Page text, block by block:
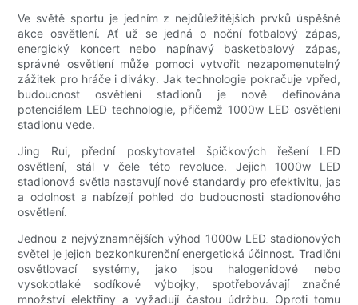
Ve světě sportu je jedním z nejdůležitějších prvků úspěšné
akce osvětlení. Ať už se jedná o noční fotbalový zápas,
energický koncert nebo napínavý basketbalový zápas,
správné osvětlení může pomoci vytvořit nezapomenutelný
zážitek pro hráče i diváky. Jak technologie pokračuje vpřed,
budoucnost osvětlení stadionů je nově definována
potenciálem LED technologie, přičemž 1000w LED osvětlení
stadionu vede.
Jing Rui, přední poskytovatel špičkových řešení LED
osvětlení, stál v čele této revoluce. Jejich 1000w LED
stadionová světla nastavují nové standardy pro efektivitu, jas
a odolnost a nabízejí pohled do budoucnosti stadionového
osvětlení.
Jednou z nejvýznamnějších výhod 1000w LED stadionových
světel je jejich bezkonkurenční energetická účinnost. Tradiční
osvětlovací systémy, jako jsou halogenidové nebo
vysokotlaké sodíkové výbojky, spotřebovávají značné
množství elektřiny a vyžadují častou údržbu. Oproti tomu